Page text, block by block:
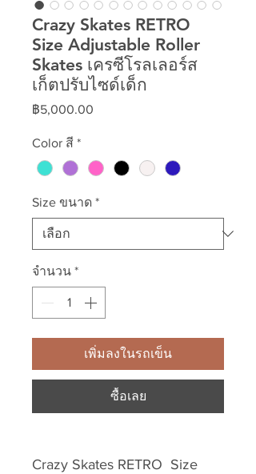
Crazy Skates RETRO
Size Adjustable Roller
Skates เครซีโรลเลอร์ส
เก็ตปรับไซด์เด็ก
฿5,000.00
Color สี *
Size ขนาด *
จำนวน *
เพิ่มลงในรถเข็น
ซื้อเลย
Crazy Skates RETRO Size